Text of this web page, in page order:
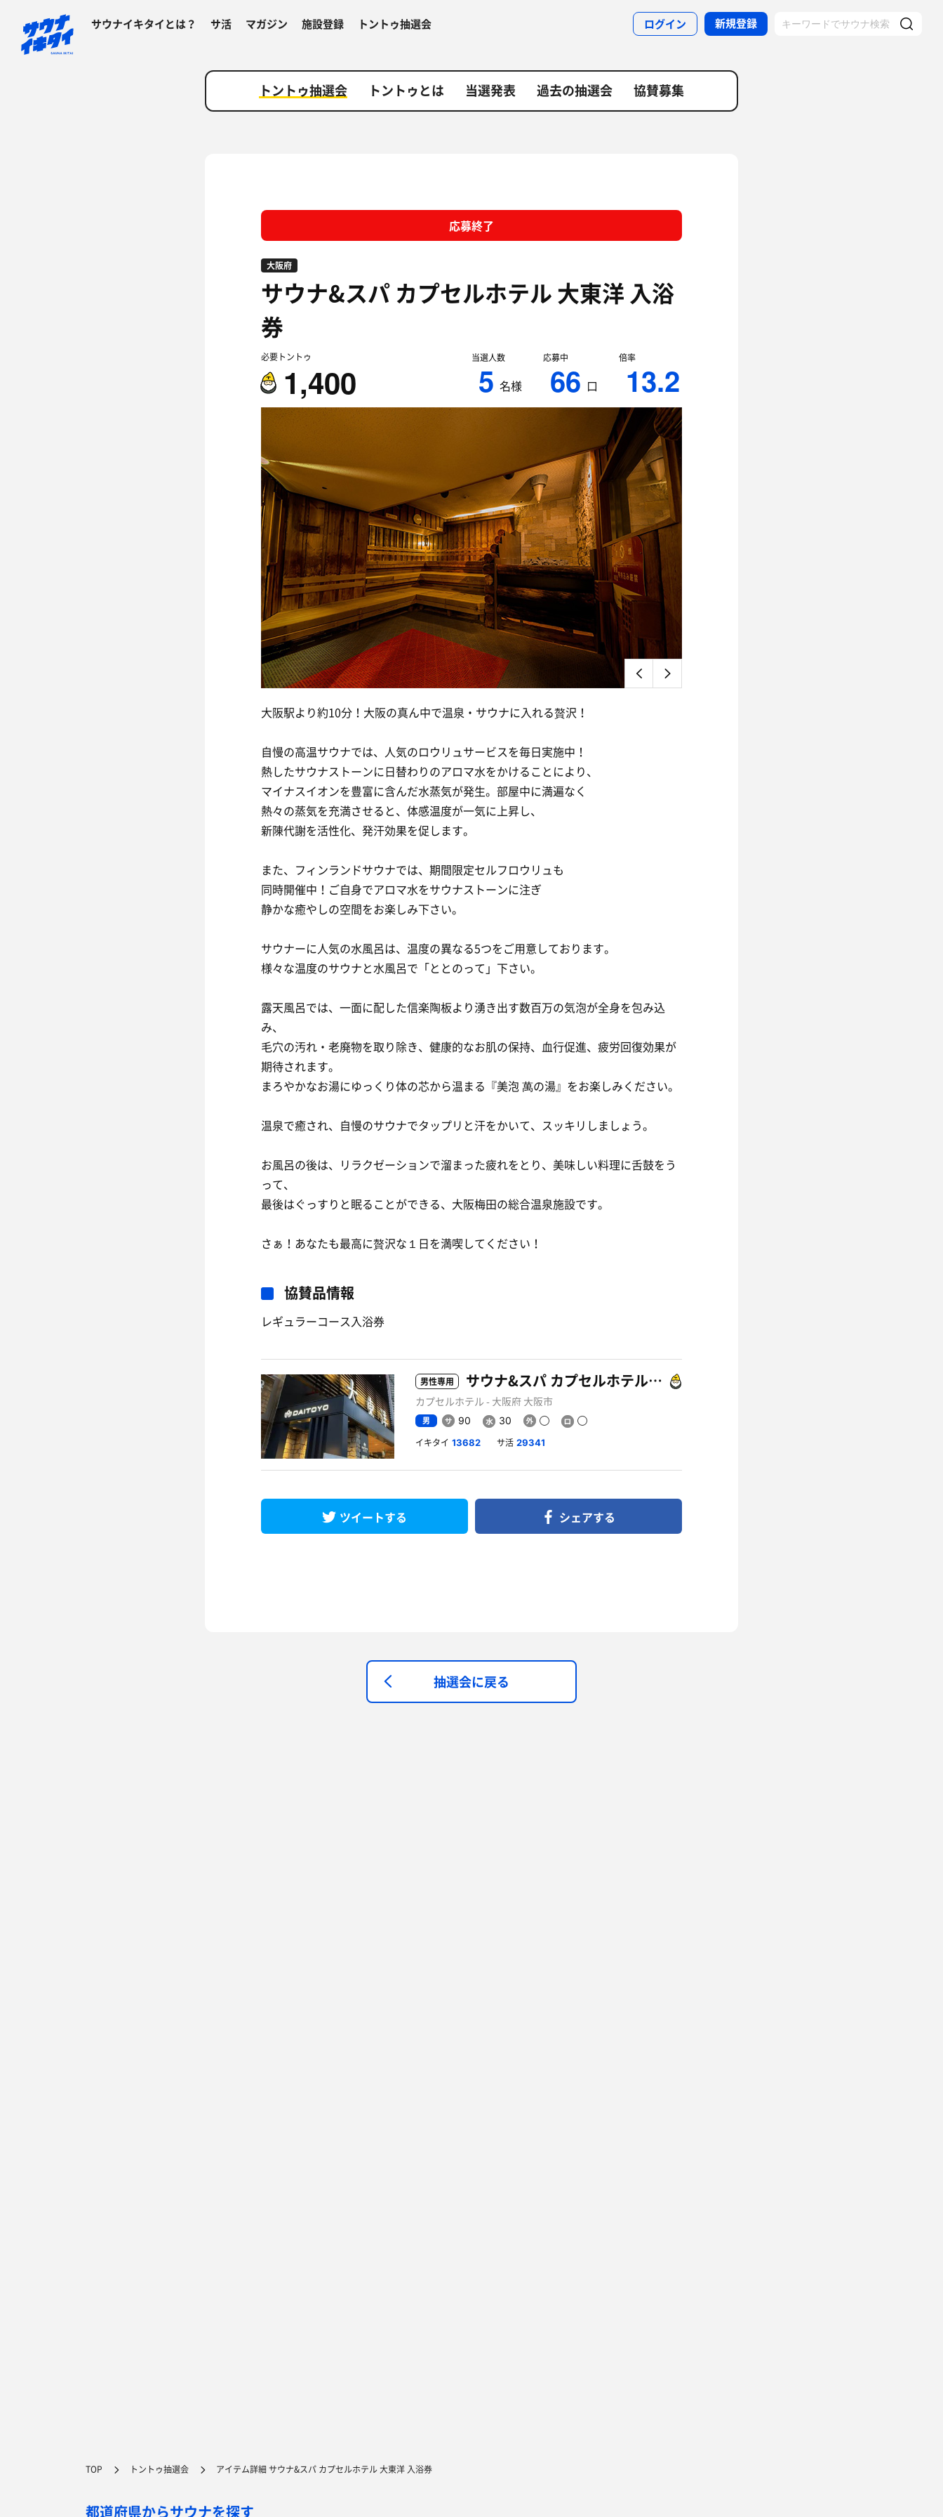
サウナイキタイとは？ サ活 マガジン 施設登録 トントゥ抽選会 ログイン 新規登録
トントゥ抽選会 トントゥとは 当選発表 過去の抽選会 協賛募集
応募終了
大阪府
サウナ&スパ カプセルホテル 大東洋入浴
券
必要トントゥ
1,400
当選人数
5 名様
応募中
66 口
倍率
13.2
大阪駅より約10分！大阪の真ん中で温泉・サウナに入れる贅沢！
自慢の高温サウナでは、人気のロウリュサービスを毎日実施中！
熱したサウナストーンに日替わりのアロマ水をかけることにより、
マイナスイオンを豊富に含んだ水蒸気が発生。部屋中に満遍なく
熱々の蒸気を充満させると、体感温度が一気に上昇し、
新陳代謝を活性化、発汗効果を促します。
また、フィンランドサウナでは、期間限定セルフロウリュも
同時開催中！ご自身でアロマ水をサウナストーンに注ぎ
静かな癒やしの空間をお楽しみ下さい。
サウナーに人気の水風呂は、温度の異なる5つをご用意しております。
様々な温度のサウナと水風呂で「ととのって」下さい。
露天風呂では、一面に配した信楽陶板より湧き出す数百万の気泡が全身を包み込
み、
毛穴の汚れ・老廃物を取り除き、健康的なお肌の保持、血行促進、疲労回復効果が
期待されます。
まろやかなお湯にゆっくり体の芯から温まる『美泡 萬の湯』をお楽しみください。
温泉で癒され、自慢のサウナでタップリと汗をかいて、スッキリしましょう。
お風呂の後は、リラクゼーションで溜まった疲れをとり、美味しい料理に舌鼓をう
って、
最後はぐっすりと眠ることができる、大阪梅田の総合温泉施設です。
さぁ！あなたも最高に贅沢な１日を満喫してください！
協賛品情報
レギュラーコース入浴券
男性専用 サウナ&スパ カプセルホテル 大東洋
カプセルホテル - 大阪府 大阪市
男 90 30
イキタイ 13682 サ活 29341
ツイートする シェアする
抽選会に戻る
TOP トントゥ抽選会 アイテム詳細 サウナ&スパ カプセルホテル 大東洋 入浴券
都道府県からサウナを探す